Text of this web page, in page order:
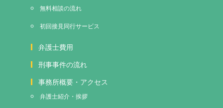
無料相談の流れ
初回接見 同行サービス
弁護士費用
刑事事件の流れ
事務所概要・アクセス
弁護士紹介・挨拶